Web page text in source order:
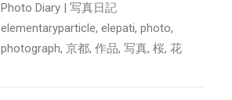
Photo Diary | 写真日記
elementaryparticle, elepati, photo,
photograph, 京都, 作品, 写真, 桜, 花